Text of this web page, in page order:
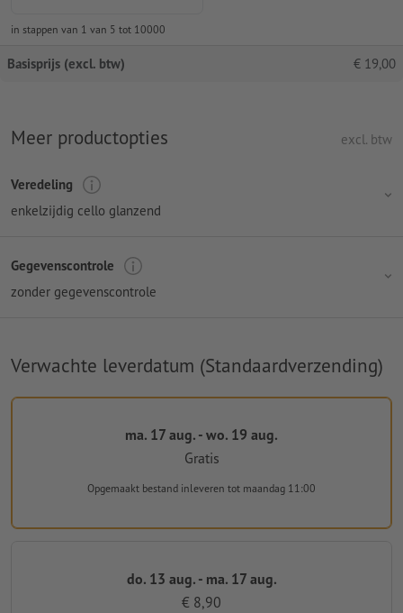
in stappen van 1 van 5 tot 10000
Basisprijs (excl. btw) € 19,00
Meer productopties excl. btw
Veredeling
enkelzijdig cello glanzend
Gegevenscontrole
zonder gegevenscontrole
Verwachte leverdatum (Standaardverzending)
ma. 17 aug. - wo. 19 aug.
Gratis
Opgemaakt bestand inleveren tot maandag 11:00
do. 13 aug. - ma. 17 aug.
€ 8,90